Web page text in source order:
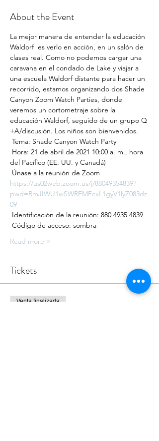
About the Event
La mejor manera de entender la educación
Waldorf  es verlo en acción, en un salón de
clases real. Como no podemos cargar una
caravana en el condado de Lake y viajar a
una escuela Waldorf distante para hacer un
recorrido, estamos organizando dos Shade
Canyon Zoom Watch Parties, donde
veremos un cortometraje sobre la
educación Waldorf, seguido de un grupo Q
+A/discusión. Los niños son bienvenidos.
Tema: Shade Canyon Watch Party
del Pacífico (EE. UU. y Canadá)
Únase a la reunión de Zoom
https://us02web.zoom.us/j/88049354839?
pwd=RmJIWU1wSWRFMFcxL1gyV1lyZ083dz
09
Identificación de la reunión: 880 4935 4839
Código de acceso: sombra
Read more >
Tickets
Venta finalizada